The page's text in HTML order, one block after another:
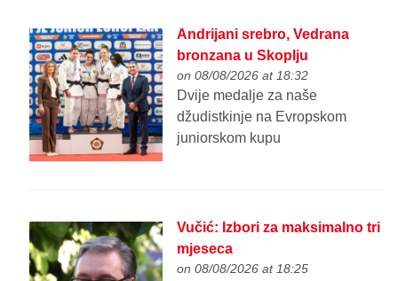
Andrijani srebro, Vedrana
bronzana u Skoplju
on 08/08/2026 at 18:32
Dvije medalje za naše
džudistkinje na Evropskom
juniorskom kupu
Vučić: Izbori za maksimalno tri
mjeseca
on 08/08/2026 at 18:25